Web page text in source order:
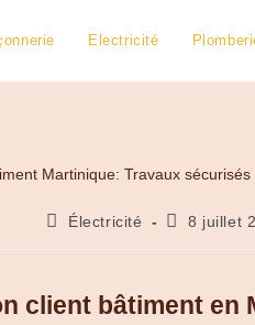
Electricité
Électricité 8 juillet
client bâtiment en